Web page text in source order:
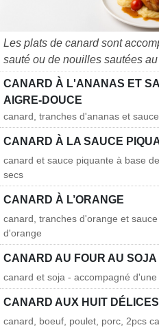
Les plats de canard sont
sauté ou de nouilles sautées
CANARD À L'ANANAS ET
AIGRE-DOUCE
canard, tranches d'ananas et
CANARD À LA SAUCE
canard et sauce piquante à base
secs
CANARD À L’ORANGE
canard, tranches d'orange et
d'orange
CANARD AU FOUR AU SOJA
canard et soja - accompagné
CANARD AUX HUIT DÉLICES
canard, boeuf, poulet, porc, 2pcs